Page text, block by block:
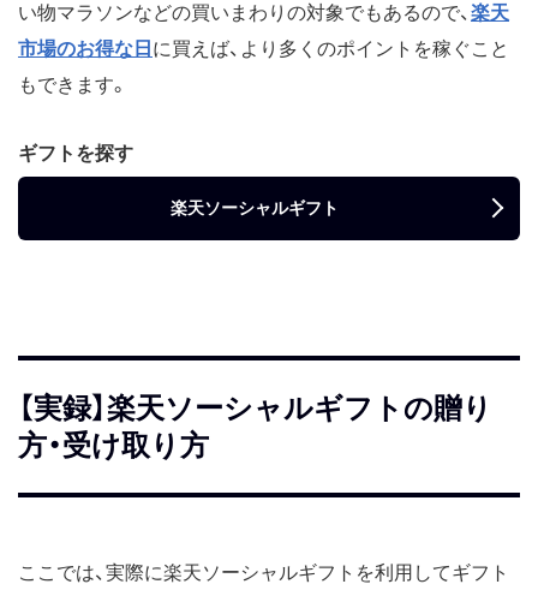
い物マラソンなどの買いまわりの対象でもあるので、 楽天
市場のお得な日 に買えば、より多くのポイントを稼ぐこと
もできます。
ギフトを探す
楽天ソーシャルギフト
【実録】楽天ソーシャルギフトの贈り
方・受け取り方
ここでは、実際に楽天ソーシャルギフトを利用してギフト